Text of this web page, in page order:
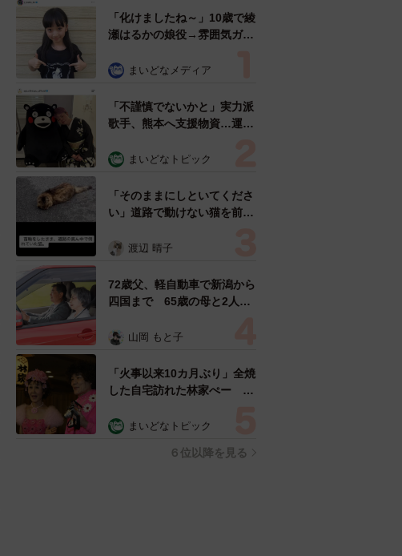
「化けましたね～」10歳で綾
瀬はるかの娘役→雰囲気ガラ
雰囲気が」「宝塚に入れそ
まいどなメディア
「不謹慎でないかと」実力派
歌手、熊本へ支援物資…運搬
めらい 「痛いほど伝わる」
まいどなトピック
「そのままにしといてくださ
い」道路で動けない猫を前に
ようとした4日間 「命の重
表の訴え
渡辺 晴子
72歳父、軽自動車で新潟から
四国まで 65歳の母と2人で
憩まで分刻み… 「大学生で
山岡 もと子
「火事以来10カ月ぶり」全焼
した自宅訪れた林家ぺー 内
ン状態の部屋に呆然
まいどなトピック
６位以降を見る